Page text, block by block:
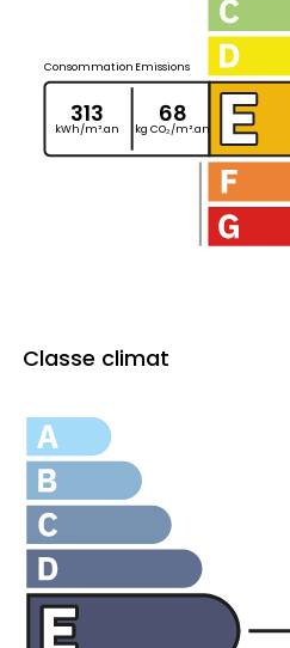
Consommation
313
kWh/m².an
Emissions
68
kg CO₂/m².an
Classe climat